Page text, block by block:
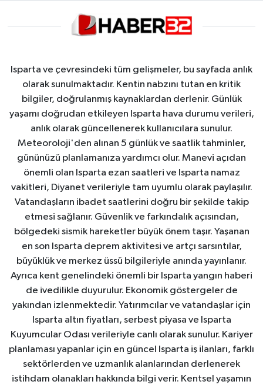
Isparta ve çevresindeki tüm gelişmeler, bu sayfada anlık
olarak sunulmaktadır. Kentin nabzını tutan en kritik
bilgiler, doğrulanmış kaynaklardan derlenir. Günlük
yaşamı doğrudan etkileyen Isparta hava durumu verileri,
anlık olarak güncellenerek kullanıcılara sunulur.
Meteoroloji'den alınan 5 günlük ve saatlik tahminler,
gününüzü planlamanıza yardımcı olur. Manevi açıdan
önemli olan Isparta ezan saatleri ve Isparta namaz
vakitleri, Diyanet verileriyle tam uyumlu olarak paylaşılır.
Vatandaşların ibadet saatlerini doğru bir şekilde takip
etmesi sağlanır. Güvenlik ve farkındalık açısından,
bölgedeki sismik hareketler büyük önem taşır. Yaşanan
en son Isparta deprem aktivitesi ve artçı sarsıntılar,
büyüklük ve merkez üssü bilgileriyle anında yayınlanır.
Ayrıca kent genelindeki önemli bir Isparta yangın haberi
de ivedilikle duyurulur. Ekonomik göstergeler de
yakından izlenmektedir. Yatırımcılar ve vatandaşlar için
Isparta altın fiyatları, serbest piyasa ve Isparta
Kuyumcular Odası verileriyle canlı olarak sunulur. Kariyer
planlaması yapanlar için en güncel Isparta iş ilanları, farklı
sektörlerden ve uzmanlık alanlarından derlenerek
istihdam olanakları hakkında bilgi verir. Kentsel yaşamın